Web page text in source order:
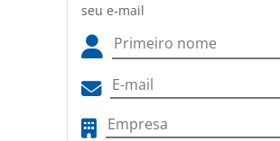
seu e-mail